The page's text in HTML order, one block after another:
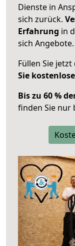
Dienste in
sich zurück.
Erfahrung in
sich Angebote.
Füllen Sie
Sie
Bis zu 60 %
finden Sie nur